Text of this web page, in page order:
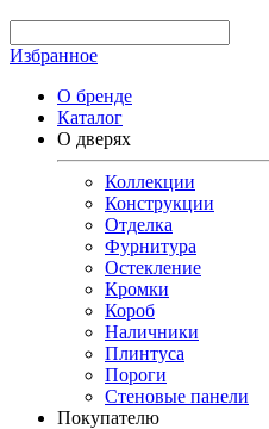
Избранное
О бренде
Каталог
О дверях
Коллекции
Конструкции
Отделка
Фурнитура
Остекление
Кромки
Короб
Наличники
Плинтуса
Пороги
Стеновые панели
Покупателю